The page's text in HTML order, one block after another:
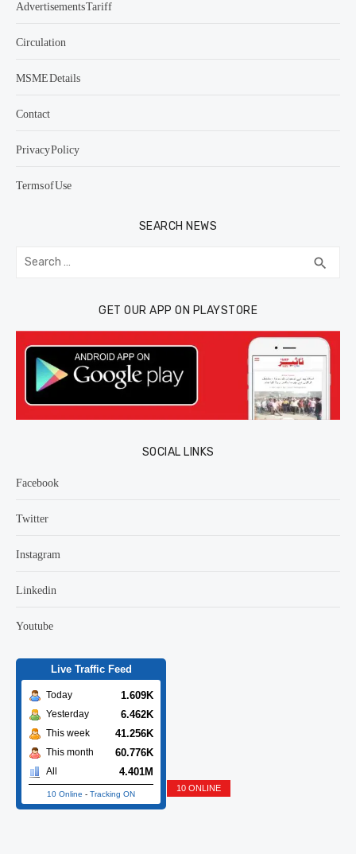
Advertisements Tariff
Circulation
MSME Details
Contact
Privacy Policy
Terms of Use
SEARCH NEWS
Search
for: search
GET OUR APP ON PLAYSTORE
SOCIAL LINKS
Facebook
Twitter
Instagram
Linkedin
Youtube
Live Traffic Feed
Today 1.609K
Yesterday 6.462K
This week 41.256K
This month 60.776K
All 4.401M
10 Online - Tracking ON
10 ONLINE